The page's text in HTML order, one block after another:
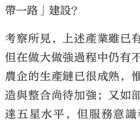
帶一路」建設？
考察所見，上述產業雖已
但在做大做強過程中仍有
農企的生產鏈已很成熟，
造與整合尚待加強；又如
達五星水平，但服務意